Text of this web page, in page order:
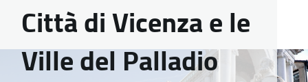
Città di Vicenza e le
Ville del Palladio